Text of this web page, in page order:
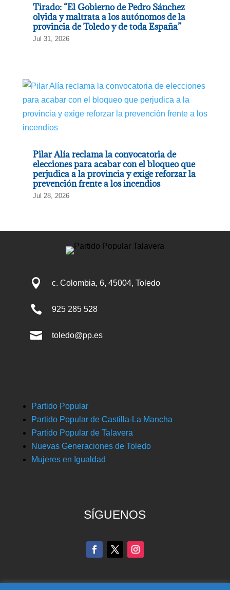
Tirado: “El Gobierno de Pedro Sánchez
olvida y maltrata a los autónomos de la
provincia de Toledo y de toda España”
Jul 31, 2026
Pilar Alía reclama la convocatoria de
elecciones para acabar con el bloqueo que
perjudica a la provincia y exige reforzar la
prevención frente a los incendios
Jul 28, 2026
 c. Colombia, 6, 45004, Toledo
 925 285 528
 toledo@pp.es
Partido Popular
Partido Popular de Castilla-La Mancha
Partido Popular de Talavera
Nuevas Generaciones de Toledo
Mujeres en Igualdad
SÍGUENOS